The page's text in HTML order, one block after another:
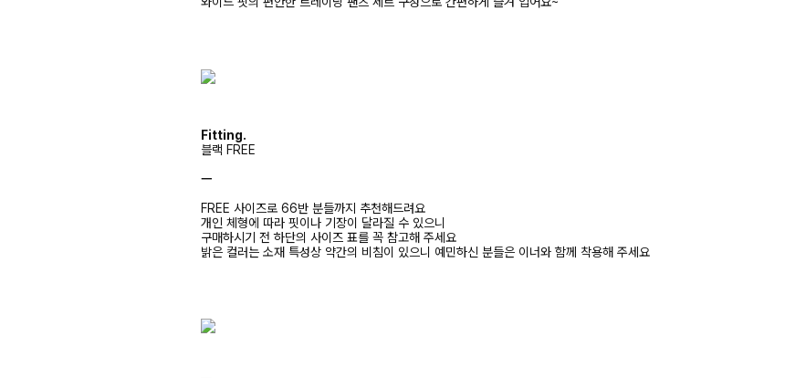
Fitting.
블랙 FREE
ㅡ
FREE 사이즈로 66반 분들까지 추천해드려요
개인 체형에 따라 핏이나 기장이 달라질 수 있으니
구매하시기 전 하단의 사이즈 표를 꼭 참고해 주세요
밝은 컬러는 소재 특성상 약간의 비침이 있으니 예민하신 분들은 이너와 함께 착용해 주세요